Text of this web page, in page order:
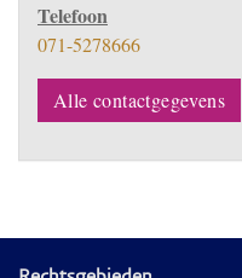
Telefoon
071-5278666
Alle contactgegevens